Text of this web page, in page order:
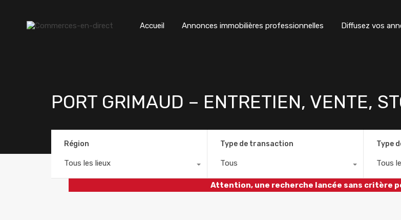
Accueil Annonces immobilières professionnelles Diffusez vos
PORT GRIMAUD – ENTRETIEN, VENTE,
Région
Tous les lieux
Type de transaction
Tous
Type
Tous
Attention, une recherche lancée sans critère